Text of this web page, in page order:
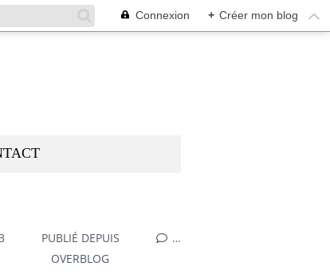
Connexion + Créer mon blog
PUBLIÉ DEPUIS
OVERBLOG
…